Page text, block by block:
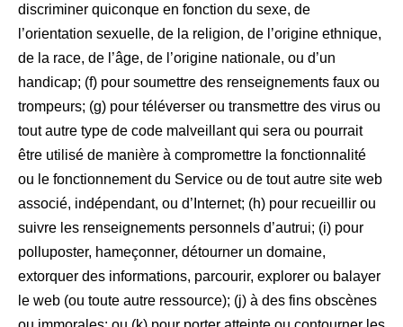
discriminer quiconque en fonction du sexe, de
l’orientation sexuelle, de la religion, de l’origine ethnique,
de la race, de l’âge, de l’origine nationale, ou d’un
handicap; (f) pour soumettre des renseignements faux ou
trompeurs; (g) pour téléverser ou transmettre des virus ou
tout autre type de code malveillant qui sera ou pourrait
être utilisé de manière à compromettre la fonctionnalité
ou le fonctionnement du Service ou de tout autre site web
associé, indépendant, ou d’Internet; (h) pour recueillir ou
suivre les renseignements personnels d’autrui; (i) pour
polluposter, hameçonner, détourner un domaine,
extorquer des informations, parcourir, explorer ou balayer
le web (ou toute autre ressource); (j) à des fins obscènes